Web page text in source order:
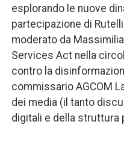
esplorando le nuove
partecipazione di
moderato da
Services Act nella
contro la
commissario AGCOM
dei media (il tanto
digitali e della struttura